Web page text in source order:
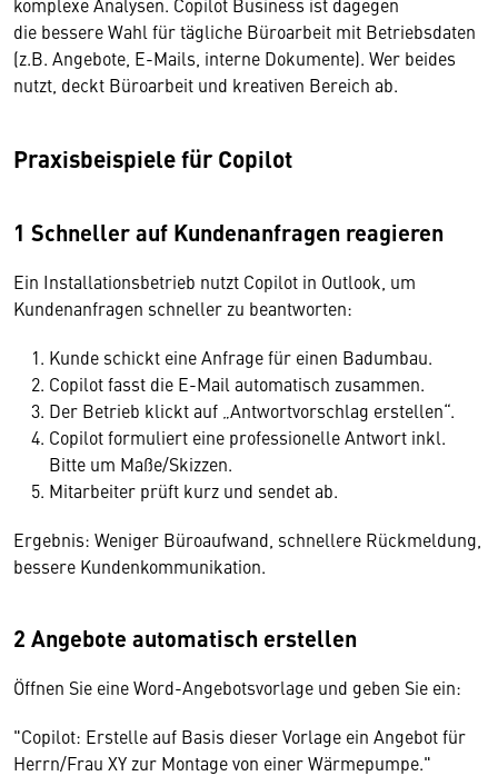
die bessere Wahl für tägliche Büroarbeit mit Betriebsdaten
(z.B. Angebote, E-Mails, interne Dokumente). Wer beides
nutzt, deckt Büroarbeit und kreativen Bereich ab.
Praxisbeispiele für Copilot
1 Schneller auf Kundenanfragen reagieren
Ein Installationsbetrieb nutzt Copilot in Outlook, um
Kundenanfragen schneller zu beantworten:
Kunde schickt eine Anfrage für einen Badumbau.
Copilot fasst die E-Mail automatisch zusammen.
Der Betrieb klickt auf „Antwortvorschlag erstellen“.
Copilot formuliert eine professionelle Antwort inkl.
Bitte um Maße/Skizzen.
Mitarbeiter prüft kurz und sendet ab.
Ergebnis: Weniger Büroaufwand, schnellere Rückmeldung,
bessere Kundenkommunikation.
2 Angebote automatisch erstellen
Öffnen Sie eine Word-Angebotsvorlage und geben Sie ein:
"Copilot: Erstelle auf Basis dieser Vorlage ein Angebot für
Herrn/Frau XY zur Montage von einer Wärmepumpe."